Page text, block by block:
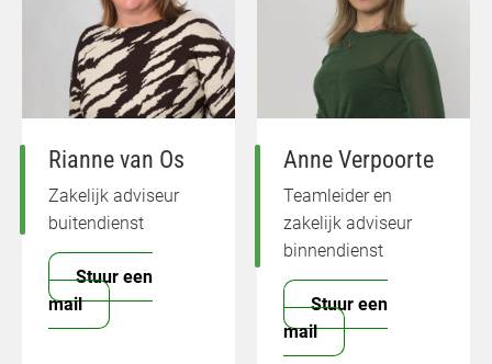
Rianne van Os
Zakelijk adviseur
buitendienst
Stuur een
mail
Anne Verpoorte
Teamleider en
zakelijk adviseur
binnendienst
Stuur een
mail